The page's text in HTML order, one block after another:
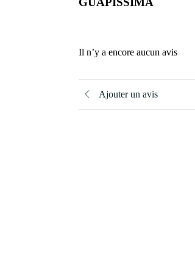
Il n’y a encore aucun avis
Ajouter un avis